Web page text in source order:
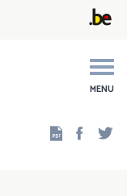
MENU